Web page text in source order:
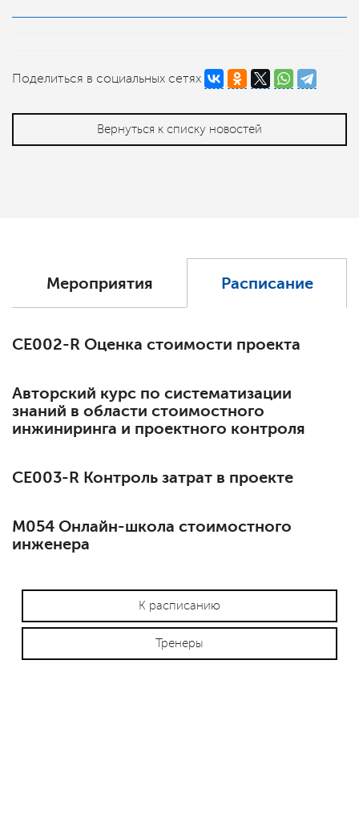
Поделиться в социальных сетях
Вернуться к списку новостей
Мероприятия Расписание
СЕ002-R Оценка стоимости проекта
Авторский курс по систематизации
знаний в области стоимостного
инжиниринга и проектного контроля
СЕ003-R Контроль затрат в проекте
М054 Онлайн-школа стоимостного
инженера
К расписанию
Тренеры